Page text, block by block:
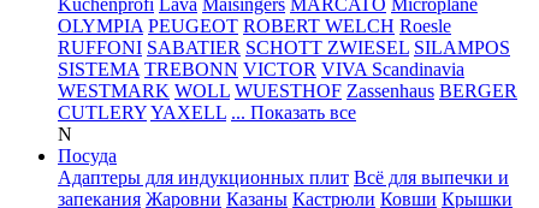
Kuchenprofi Lava Maisingers MARCATO Microplane
OLYMPIA PEUGEOT ROBERT WELCH Roesle
RUFFONI SABATIER SCHOTT ZWIESEL SILAMPOS
SISTEMA TREBONN VICTOR VIVA Scandinavia
WESTMARK WOLL WUESTHOF Zassenhaus BERGER
CUTLERYYAXELL ... Показать все
N
Посуда
Адаптеры для индукционных плит Всё для выпечки и
запекания Жаровни Казаны Кастрюли Ковши Крышки